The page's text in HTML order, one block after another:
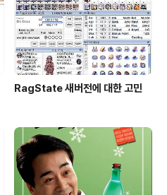
RagState 새버전에 대한 고민